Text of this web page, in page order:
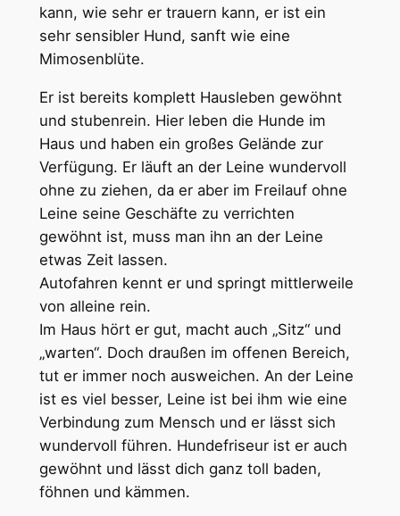
kann, wie sehr er trauern kann, er ist ein
sehr sensibler Hund, sanft wie eine
Mimosenblüte.
Er ist bereits komplett Hausleben gewöhnt
und stubenrein. Hier leben die Hunde im
Haus und haben ein großes Gelände zur
Verfügung. Er läuft an der Leine wundervoll
ohne zu ziehen, da er aber im Freilauf ohne
Leine seine Geschäfte zu verrichten
gewöhnt ist, muss man ihn an der Leine
etwas Zeit lassen.
Autofahren kennt er und springt mittlerweile
von alleine rein.
Im Haus hört er gut, macht auch „Sitz“ und
„warten“. Doch draußen im offenen Bereich,
tut er immer noch ausweichen. An der Leine
ist es viel besser, Leine ist bei ihm wie eine
Verbindung zum Mensch und er lässt sich
wundervoll führen. Hundefriseur ist er auch
gewöhnt und lässt dich ganz toll baden,
föhnen und kämmen.